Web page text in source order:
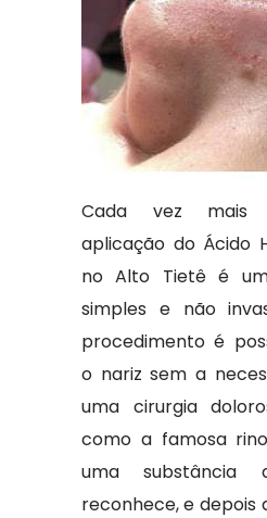
Cada vez mais
aplicação do Ácido
no Alto Tietê é
simples e não
procedimento é
o nariz sem a
uma cirurgia
como a famosa
uma
reconhece, e depois